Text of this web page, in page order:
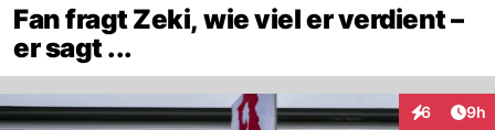
Fan fragt Zeki, wie viel er verdient –
er sagt ...
6 9h